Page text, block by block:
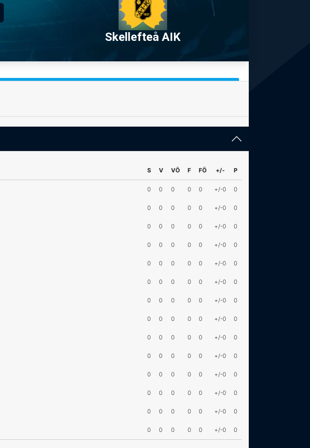
Skellefteå AIK
S V VÖ F FÖ +/- P
0 0 0 0 0 +/-0 0
0 0 0 0 0 +/-0 0
0 0 0 0 0 +/-0 0
0 0 0 0 0 +/-0 0
0 0 0 0 0 +/-0 0
0 0 0 0 0 +/-0 0
0 0 0 0 0 +/-0 0
0 0 0 0 0 +/-0 0
0 0 0 0 0 +/-0 0
0 0 0 0 0 +/-0 0
0 0 0 0 0 +/-0 0
0 0 0 0 0 +/-0 0
0 0 0 0 0 +/-0 0
0 0 0 0 0 +/-0 0